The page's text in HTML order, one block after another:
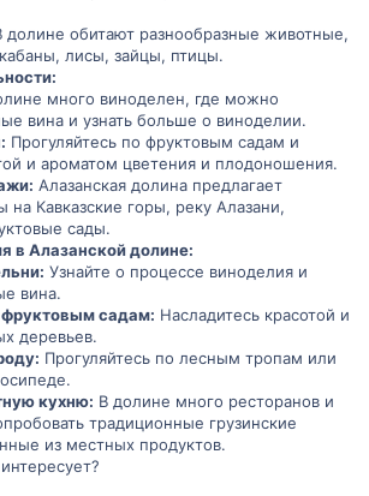
долине обитают разнообразные животные,
лисы, зайцы, птицы.
много виноделен, где можно
вина и узнать больше о виноделии.
Прогуляйтесь по фруктовым садам и
и ароматом цветения и плодоношения.
Алазанская долина предлагает
на Кавказские горы, реку Алазани,
сады.
в Алазанской долине:
Узнайте о процессе виноделия и
вина.
фруктовым садам: Насладитесь красотой и
деревьев.
Прогуляйтесь по лесным тропам или
кухню: В долине много ресторанов и
традиционные грузинские
из местных продуктов.